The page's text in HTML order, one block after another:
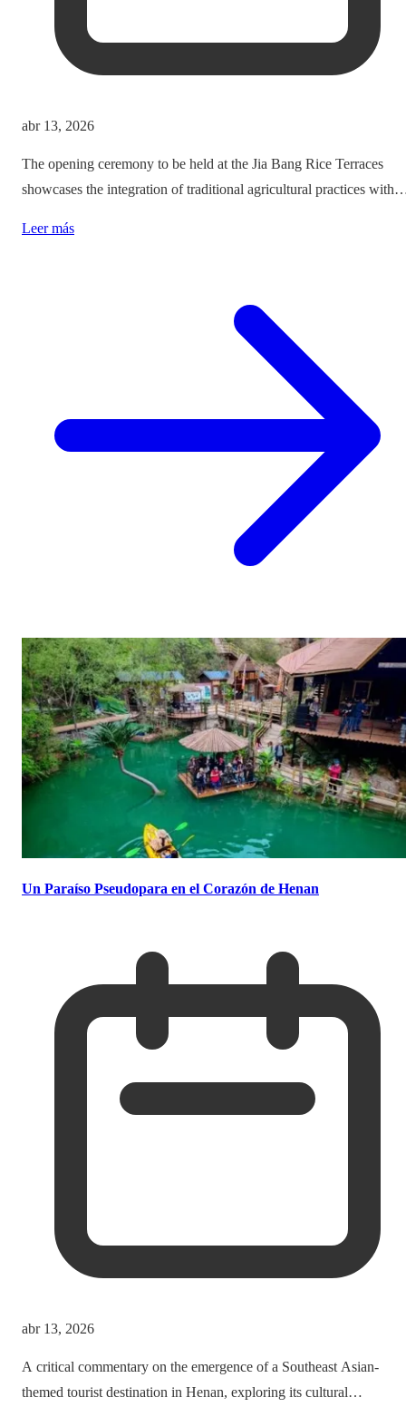
abr 13, 2026
The opening ceremony to be held at the Jia Bang Rice Terraces
showcases the integration of traditional agricultural practices with
authenticity and cultural preservation amidst commercialization.
Leer más
Un Paraíso Pseudopara en el Corazón de Henan
abr 13, 2026
A critical commentary on the emergence of a Southeast Asian-
themed tourist destination in Henan, exploring its cultural